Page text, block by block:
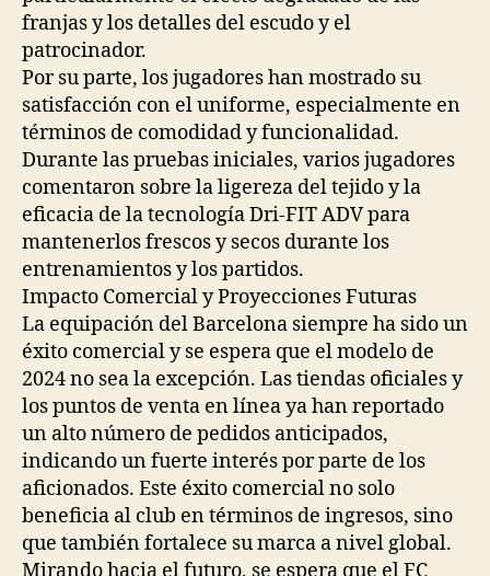
franjas y los detalles del escudo y el
patrocinador.
Por su parte, los jugadores han mostrado su
satisfacción con el uniforme, especialmente en
términos de comodidad y funcionalidad.
Durante las pruebas iniciales, varios jugadores
comentaron sobre la ligereza del tejido y la
eficacia de la tecnología Dri-FIT ADV para
mantenerlos frescos y secos durante los
entrenamientos y los partidos.
Impacto Comercial y Proyecciones Futuras
La equipación del Barcelona siempre ha sido un
éxito comercial y se espera que el modelo de
2024 no sea la excepción. Las tiendas oficiales y
los puntos de venta en línea ya han reportado
un alto número de pedidos anticipados,
indicando un fuerte interés por parte de los
aficionados. Este éxito comercial no solo
beneficia al club en términos de ingresos, sino
que también fortalece su marca a nivel global.
Mirando hacia el futuro, se espera que el FC